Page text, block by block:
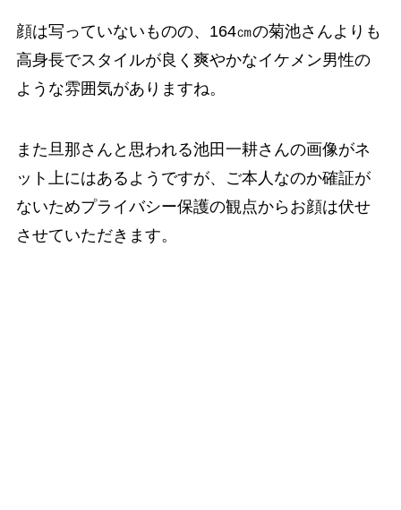
顔は写っていないものの、164㎝の菊池さんよりも
高身長でスタイルが良く爽やかなイケメン男性の
ような雰囲気がありますね。
また旦那さんと思われる池田一耕さんの画像がネ
ット上にはあるようですが、ご本人なのか確証が
ないためプライバシー保護の観点からお顔は伏せ
させていただきます。